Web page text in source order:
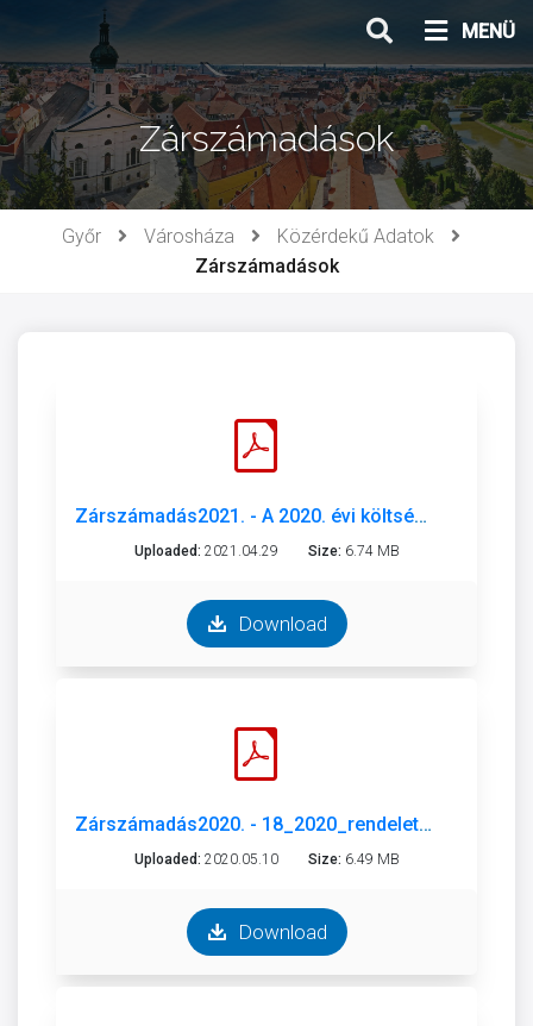
tartalomhoz
MENÜ
Zárszámadások
Győr Városháza
Közérdekű Adatok
Zárszámadások
Zárszámadás2021. - A 2020. évi költségvetés végrehatásáról
Uploaded: 2021.04.29 Size: 6.74 MB
Download
Zárszámadás2020. - 18_2020_rendelet_a_költségvetés_végrehajtásáról.pdf
Uploaded: 2020.05.10 Size: 6.49 MB
Download